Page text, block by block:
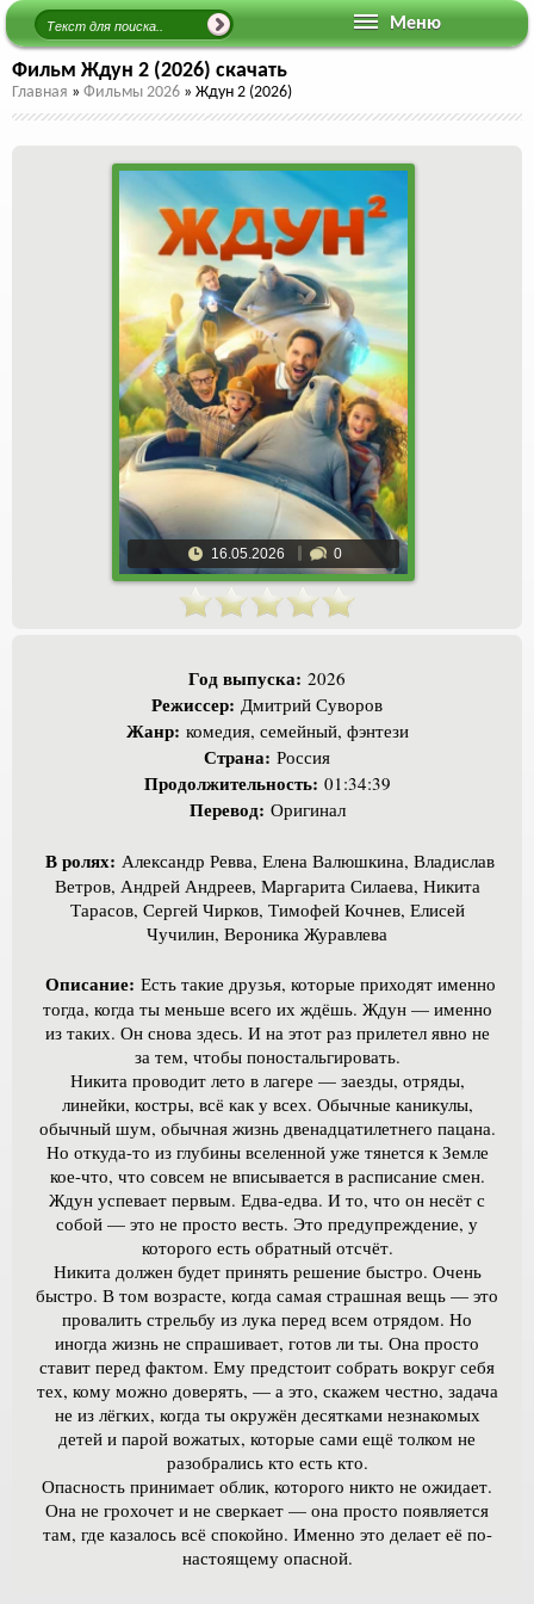
Меню
Фильм Ждун 2 (2026) скачать
Главная » Фильмы 2026 » Ждун 2 (2026)
16.05.2026 0
Год выпуска: 2026
Режиссер: Дмитрий Суворов
Жанр: комедия, семейный, фэнтези
Страна: Россия
Продолжительность: 01:34:39
Перевод: Оригинал
В ролях: Александр Ревва, Елена Валюшкина, Владислав
Ветров, Андрей Андреев, Маргарита Силаева, Никита
Тарасов, Сергей Чирков, Тимофей Кочнев, Елисей
Чучилин, Вероника Журавлева
Описание: Есть такие друзья, которые приходят именно
тогда, когда ты меньше всего их ждёшь. Ждун — именно
из таких. Он снова здесь. И на этот раз прилетел явно не
за тем, чтобы поностальгировать.
Никита проводит лето в лагере — заезды, отряды,
линейки, костры, всё как у всех. Обычные каникулы,
обычный шум, обычная жизнь двенадцатилетнего пацана.
Но откуда-то из глубины вселенной уже тянется к Земле
кое-что, что совсем не вписывается в расписание смен.
Ждун успевает первым. Едва-едва. И то, что он несёт с
собой — это не просто весть. Это предупреждение, у
которого есть обратный отсчёт.
Никита должен будет принять решение быстро. Очень
быстро. В том возрасте, когда самая страшная вещь — это
провалить стрельбу из лука перед всем отрядом. Но
иногда жизнь не спрашивает, готов ли ты. Она просто
ставит перед фактом. Ему предстоит собрать вокруг себя
тех, кому можно доверять, — а это, скажем честно, задача
не из лёгких, когда ты окружён десятками незнакомых
детей и парой вожатых, которые сами ещё толком не
разобрались кто есть кто.
Опасность принимает облик, которого никто не ожидает.
Она не грохочет и не сверкает — она просто появляется
там, где казалось всё спокойно. Именно это делает её по-
настоящему опасной.